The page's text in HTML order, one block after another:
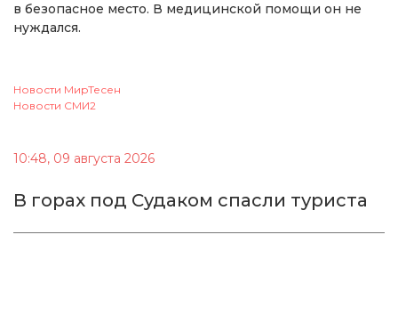
в безопасное место. В медицинской помощи он не
нуждался.
Новости МирТесен
Новости СМИ2
10:48, 09 августа 2026
В горах под Судаком спасли туриста